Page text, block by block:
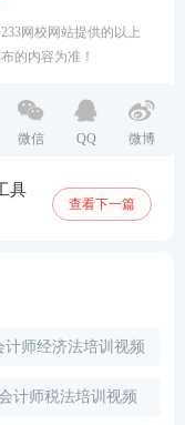
网校网站提供的以上
的内容为准！
微信 QQ 微博
具
查看下一篇
计师经济法培训视频
计师税法培训视频